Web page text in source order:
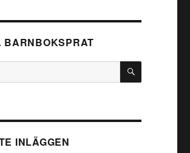
BARNBOKSPRAT
SÖK
INLÄGGEN